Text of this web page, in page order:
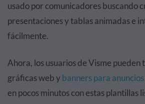
usado por comunicadores buscando
presentaciones y tablas animadas e
fácilmente.
Ahora, los usuarios de Visme pueden
gráficas web y banners para anuncios
en pocos minutos con estas plantillas